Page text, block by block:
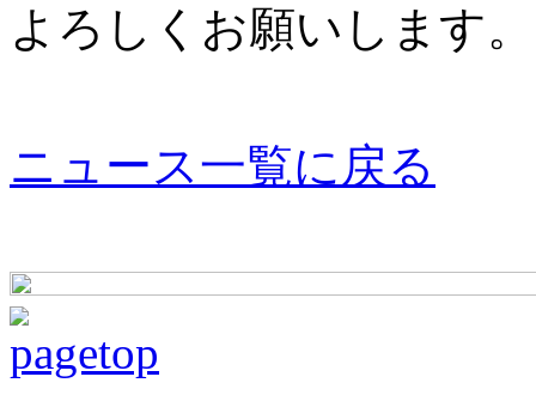
よろしくお願いします。
ニュース一覧に戻る